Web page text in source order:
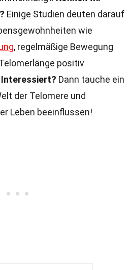
Einige Studien deuten darauf
wie
, regelmäßige Bewegung
positiv
Interessiert? Dann tauche ein
der Telomere und
Leben beeinflussen!